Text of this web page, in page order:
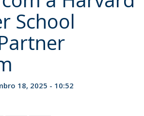
School
18, 2025 - 10:52